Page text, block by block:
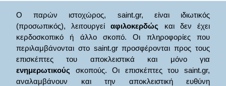
Ο παρών ιστοχώρος, saint.gr, είναι ιδιωτικός
(προσωπικός), λειτουργείαφιλοκερδώς και δεν έχει
κερδοσκοπικό ή άλλο σκοπό. Οι πληροφορίες που
περιλαμβάνονται στο saint.gr προσφέρονται προς τους
επισκέπτες του αποκλειστικά και μόνο για
ενημερωτικούς σκοπούς. Οι επισκέπτες του saint.gr,
αναλαμβάνουν και την αποκλειστική ευθύνη